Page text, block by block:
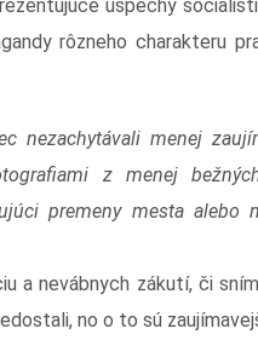
úspechy
rôzneho charakteru
nezachytávali menej
z menej
premeny mesta alebo
a nevábnych zákutí, či
no o to sú